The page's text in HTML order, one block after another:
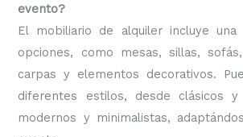
evento?
El mobiliario de alquiler incluye
opciones, como mesas, sillas,
carpas y elementos decorativos.
diferentes estilos, desde clásicos y
modernos y minimalistas,